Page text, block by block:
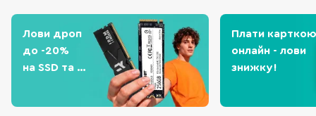
Лови дроп
до -20%
на SSD та
Плати карткою
онлайн - лови
знижку!